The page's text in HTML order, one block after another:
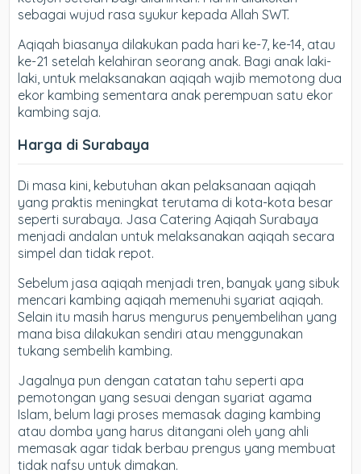
sebagai wujud rasa syukur kepada Allah SWT.
Aqiqah biasanya dilakukan pada hari ke-7, ke-14, atau
ke-21 setelah kelahiran seorang anak. Bagi anak laki-
laki, untuk melaksanakan aqiqah wajib memotong dua
ekor kambing sementara anak perempuan satu ekor
kambing saja.
Harga di Surabaya
Di masa kini, kebutuhan akan pelaksanaan aqiqah
yang praktis meningkat terutama di kota-kota besar
seperti surabaya. Jasa Catering Aqiqah Surabaya
menjadi andalan untuk melaksanakan aqiqah secara
simpel dan tidak repot.
Sebelum jasa aqiqah menjadi tren, banyak yang sibuk
mencari kambing aqiqah memenuhi syariat aqiqah.
Selain itu masih harus mengurus penyembelihan yang
mana bisa dilakukan sendiri atau menggunakan
tukang sembelih kambing.
Jagalnya pun dengan catatan tahu seperti apa
pemotongan yang sesuai dengan syariat agama
Islam, belum lagi proses memasak daging kambing
atau domba yang harus ditangani oleh yang ahli
memasak agar tidak berbau prengus yang membuat
tidak nafsu untuk dimakan.